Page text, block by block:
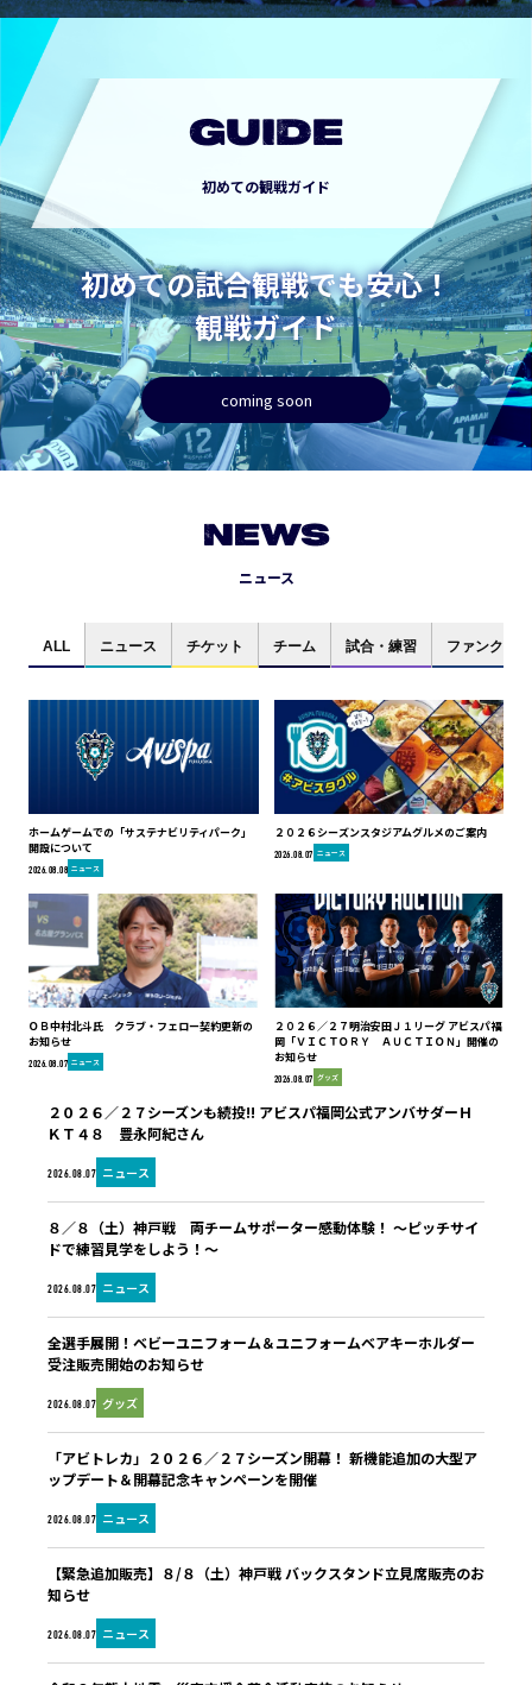
GUIDE
初めての観戦ガイド
初めての試合観戦でも安心！
観戦ガイド
coming soon
NEWS
ニュース
ALL ニュース チケット チーム 試合・練習 ファンクラブ
ホームゲームでの「サステナビリティパーク」
開設について
2026.08.08 ニュース
２０２６シーズンスタジアムグルメのご案内
2026.08.07 ニュース
ＯＢ中村北斗氏 クラブ・フェロー契約更新の
お知らせ
2026.08.07 ニュース
２０２６／２７明治安田Ｊ１リーグ アビスパ福
岡「ＶＩＣＴＯＲＹ ＡＵＣＴＩＯＮ」開催の
お知らせ
2026.08.07 グッズ
2026.08.07 ニュース
２０２６／２７シーズンも続投!! アビスパ福岡公式アンバサダーＨ
ＫＴ４８ 豊永阿紀さん
2026.08.07 ニュース
８／８（土）神戸戦 両チームサポーター感動体験！ ～ピッチサイ
ドで練習見学をしよう！～
2026.08.07 グッズ
全選手展開！ベビーユニフォーム＆ユニフォームベアキーホルダー
受注販売開始のお知らせ
2026.08.07 ニュース
「アビトレカ」２０２６／２７シーズン開幕！ 新機能追加の大型ア
ップデート＆開幕記念キャンペーンを開催
2026.08.07 ニュース
【緊急追加販売】８/８（土）神戸戦 バックスタンド立見席販売のお
知らせ